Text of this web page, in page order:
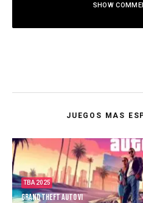
SHOW
JUEGOS MAS
TBA 2025
Grand Theft Auto VI